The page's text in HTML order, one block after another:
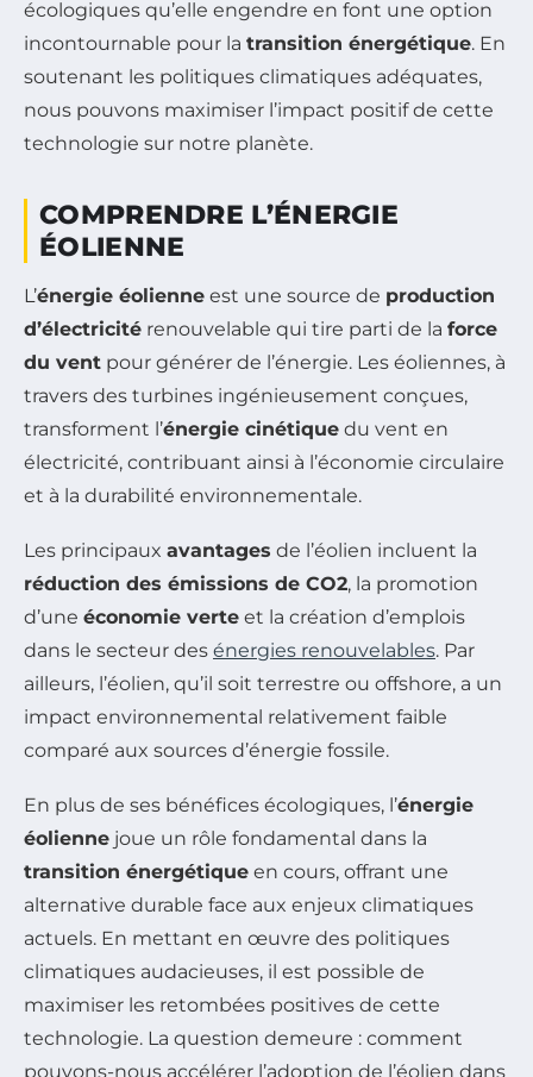
écologiques qu’elle engendre en font une option
incontournable pour la transition énergétique. En
soutenant les politiques climatiques adéquates,
nous pouvons maximiser l’impact positif de cette
technologie sur notre planète.
COMPRENDRE L’ÉNERGIE
ÉOLIENNE
L’énergie éolienne est une source de production
d’électricité renouvelable qui tire parti de la force
du vent pour générer de l’énergie. Les éoliennes, à
travers des turbines ingénieusement conçues,
transforment l’énergie cinétique du vent en
électricité, contribuant ainsi à l’économie circulaire
et à la durabilité environnementale.
Les principaux avantages de l’éolien incluent la
réduction des émissions de CO2, la promotion
d’une économie verte et la création d’emplois
dans le secteur des énergies renouvelables. Par
ailleurs, l’éolien, qu’il soit terrestre ou offshore, a un
impact environnemental relativement faible
comparé aux sources d’énergie fossile.
En plus de ses bénéfices écologiques, l’énergie
éolienne joue un rôle fondamental dans la
transition énergétique en cours, offrant une
alternative durable face aux enjeux climatiques
actuels. En mettant en œuvre des politiques
climatiques audacieuses, il est possible de
maximiser les retombées positives de cette
technologie. La question demeure : comment
pouvons-nous accélérer l’adoption de l’éolien dans